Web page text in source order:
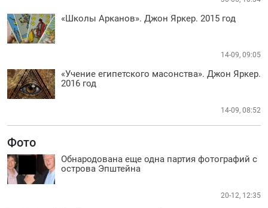
«Школы Арканов». Джон Яркер. 2015 год
14-09, 09:05
«Учение египетского масонства». Джон Яркер.
2016 год
14-09, 08:52
Фото
Обнародована еще одна партия фотографий с
острова Эпштейна
20-12, 12:35